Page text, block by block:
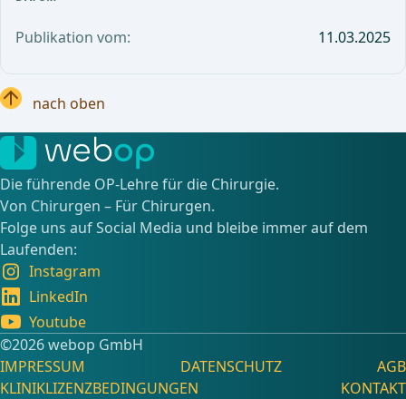
Publikation vom: 11.03.2025
nach oben
Die führende OP-Lehre für die Chirurgie.
Von Chirurgen – Für Chirurgen.
Folge uns auf Social Media und bleibe immer auf dem
Laufenden:
Instagram
LinkedIn
Youtube
©️2026 webop GmbH
IMPRESSUM
DATENSCHUTZ
AGB
KLINIKLIZENZBEDINGUNGEN
KONTAKT